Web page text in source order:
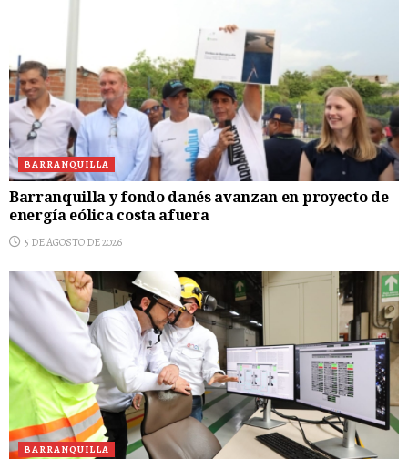
BARRANQUILLA
Barranquilla y fondo danés avanzan en proyecto de
energía eólica costa afuera
5 DE AGOSTO DE 2026
BARRANQUILLA